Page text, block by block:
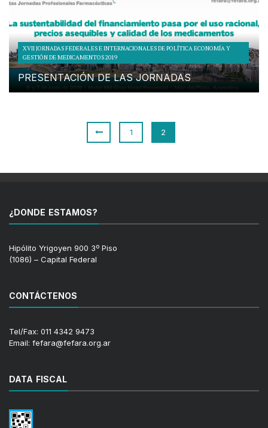
XVII JORNADAS FEDERALES E INTERNACIONALES DE POLÍTICA ECONOMÍA Y
GESTIÓN DE MEDICAMENTOS 2019
PRESENTACIÓN DE LAS JORNADAS
1 2
¿DONDE ESTAMOS?
Hipólito Yrigoyen 900 3º Piso
(1086) – Capital Federal
CONTÁCTENOS
Tel/Fax: 011 4342 9473
Email: fefara@fefara.org.ar
DATA FISCAL